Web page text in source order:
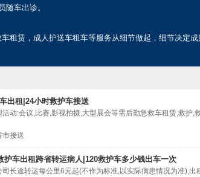
随车出诊。
租赁，成人护送车租车等服务从细节做起，细节决定
出租|24小时救护车接送
动:会议,比赛,影视拍摄,大型展会等需后勤急救车租赁,救护,救
市接送
护车出租跨省转运病人|120救护车多少钱出车一次
长途转运每公里6元起(不作为标准,以实际病患情况为准),出